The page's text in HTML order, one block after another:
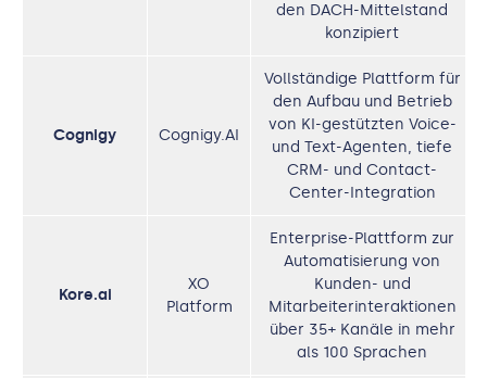
den DACH-Mittelstand
konzipiert
Cognigy Cognigy.AI
Vollständige Plattform für
den Aufbau und Betrieb
von KI-gestützten Voice-
und Text-Agenten, tiefe
CRM- und Contact-
Center-Integration
Kore.ai
XO
Platform
Enterprise-Plattform zur
Automatisierung von
Kunden- und
Mitarbeiterinteraktionen
über 35+ Kanäle in mehr
als 100 Sprachen